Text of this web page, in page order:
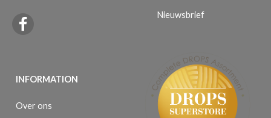
INFORMATION
Over ons
Nieuwsbrief